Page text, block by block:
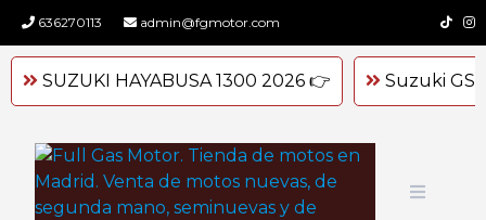
636270113 admin@fgmotor.com
SUZUKI HAYABUSA 1300 2026 👉 Suzuki
Skip
content